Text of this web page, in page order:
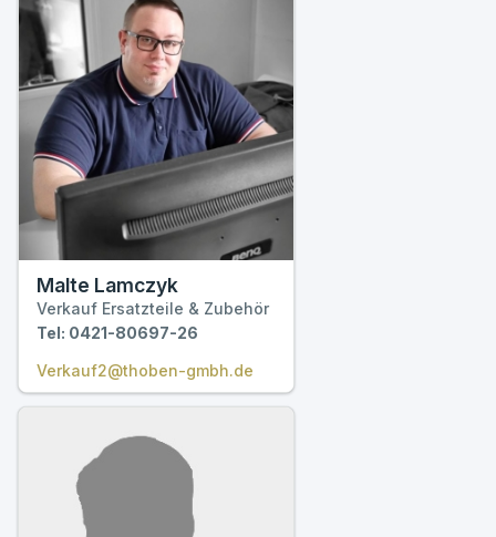
Malte Lamczyk
Verkauf Ersatzteile & Zubehör
Tel: 0421-80697-26
Verkauf2@thoben-gmbh.de